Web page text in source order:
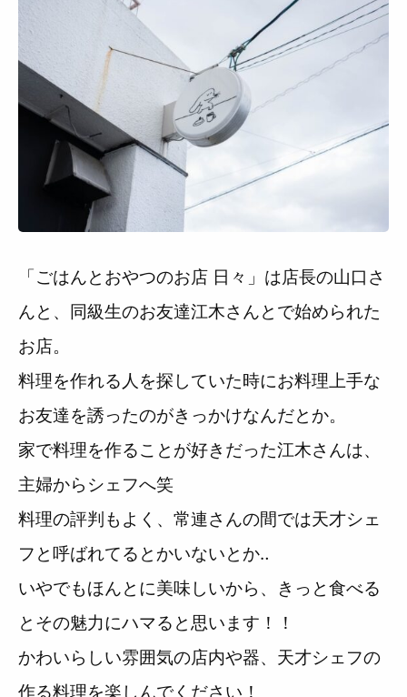
「ごはんとおやつのお店 日々」は店長の山口さ
んと、同級生のお友達江木さんとで始められた
お店。
料理を作れる人を探していた時にお料理上手な
お友達を誘ったのがきっかけなんだとか。
家で料理を作ることが好きだった江木さんは、
主婦からシェフへ笑
料理の評判もよく、常連さんの間では天才シェ
フと呼ばれてるとかいないとか‥
いやでもほんとに美味しいから、きっと食べる
とその魅力にハマると思います！！
かわいらしい雰囲気の店内や器、天才シェフの
作る料理を楽しんでください！